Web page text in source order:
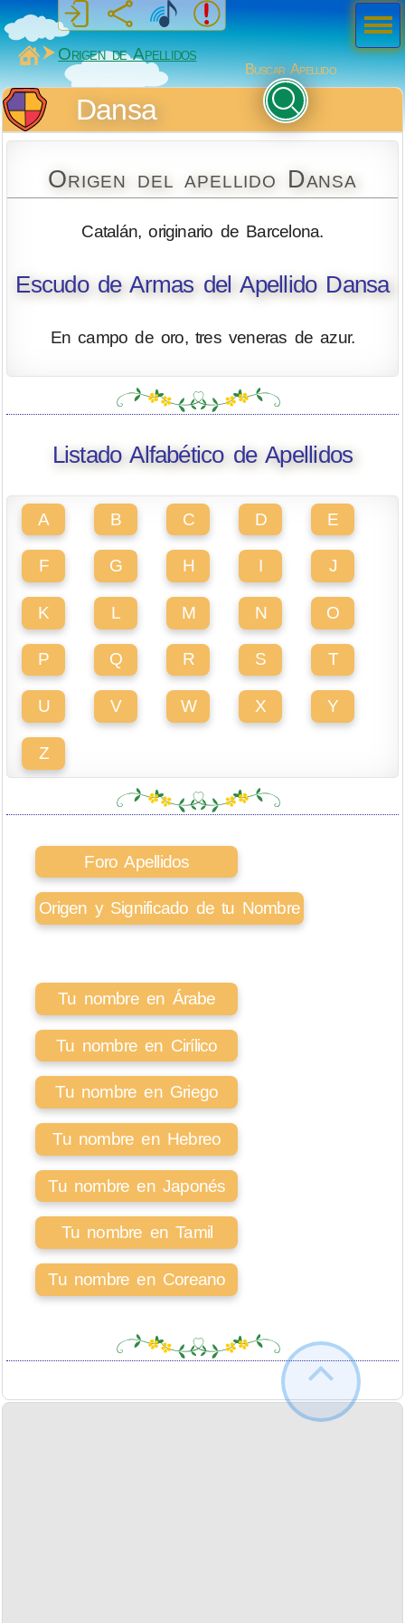
MiSabueso
Origen de Apellidos
Buscar Apellido
Dansa
Origen del apellido Dansa
Catalán, originario de Barcelona.
Escudo de Armas del Apellido Dansa
En campo de oro, tres veneras de azur.
Listado Alfabético de Apellidos
A B C D E
F G H I J
K L M N O
P Q R S T
U V W X Y
Z
Foro Apellidos
Origen y Significado de tu Nombre
Tu nombre en Árabe
Tu nombre en Cirílico
Tu nombre en Griego
Tu nombre en Hebreo
Tu nombre en Japonés
Tu nombre en Tamil
Tu nombre en Coreano
Men
ú